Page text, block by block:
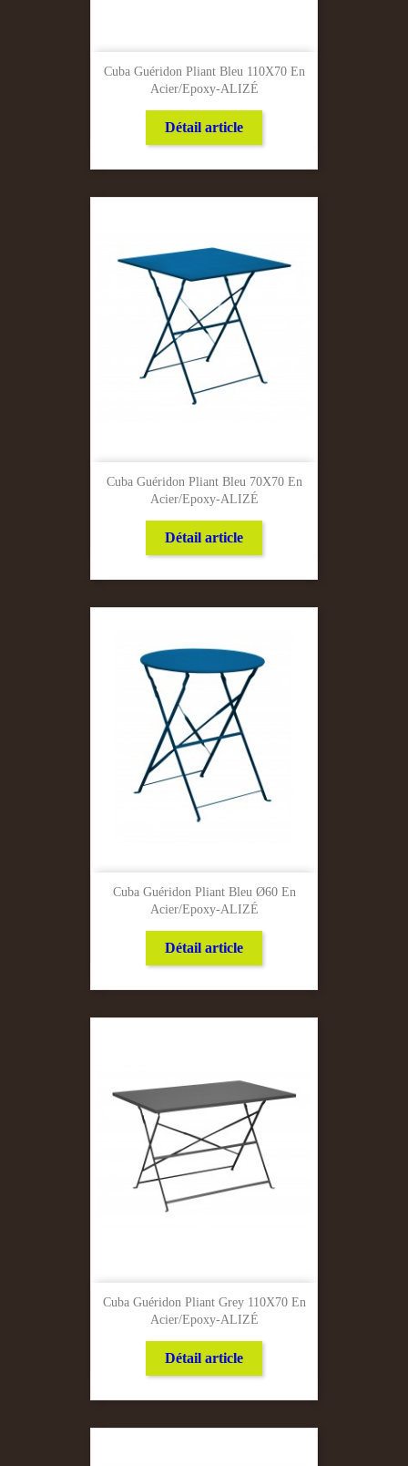
Cuba Guéridon Pliant Bleu 110X70 En
Acier/Epoxy-ALIZÉ
Détail article
Cuba Guéridon Pliant Bleu 70X70 En
Acier/Epoxy-ALIZÉ
Détail article
Cuba Guéridon Pliant Bleu Ø60 En
Acier/Epoxy-ALIZÉ
Détail article
Cuba Guéridon Pliant Grey 110X70 En
Acier/Epoxy-ALIZÉ
Détail article